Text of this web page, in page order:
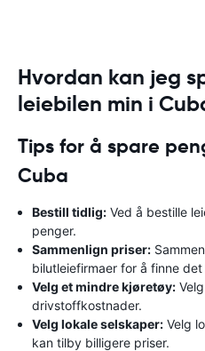
Hvordan kan jeg
leiebilen min i
Tips for å spare
Cuba
Bestill tidlig: Ved å bestille
penger.
Sammenlign priser:
bilutleiefirmaer for å finne
Velg et mindre kjøretøy:
drivstoffkostnader.
Velg lokale selskaper: Velg
kan tilby billigere priser.